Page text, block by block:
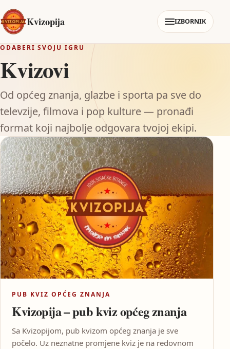
Kvizopija IZBORNIK
ODABERI SVOJU IGRU
Kvizovi
Od općeg znanja, glazbe i sporta pa sve do
televzije, filmova i pop kulture — pronađi
format koji najbolje odgovara tvojoj ekipi.
PUB KVIZ OPĆEG ZNANJA
Kvizopija – pub kviz općeg znanja
Sa Kvizopijom, pub kvizom općeg znanja je sve
počelo. Uz neznatne promjene kviz je na redovnom